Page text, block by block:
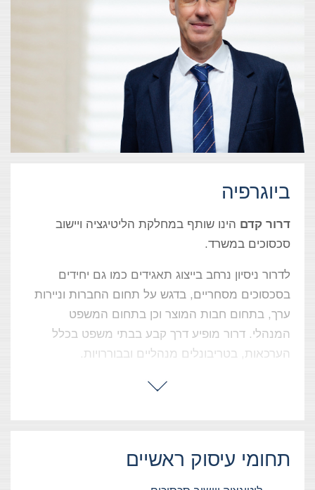
ביוגרפיה
דרור קדם הינו שותף במחלקת הליטיגציה ויישוב
סכסוכים במשרד.
לדרור ניסיון נרחב בייצוג תאגידים כמו גם יחידים
בסכסוכים מסחריים, בדגש על תחום החברות וניירות
ערך, בתחום חבות המוצר וכן בתחום המשפט
המנהלי. דרור מופיע דרך קבע בבתי משפט בכלל
הערכאות, בטריבונלים מנהליים ובבוררויות.
לדרור מומחיות מיוחדת וניסיון ארוך שנים בליטיגציה
בתחום הבנקאות והמימון, הגבלים עסקיים, ניירות
ערך, צרכנות, עוולות המוניות ועוד. דרור היה אחד
תחומי עיסוק ראשיים